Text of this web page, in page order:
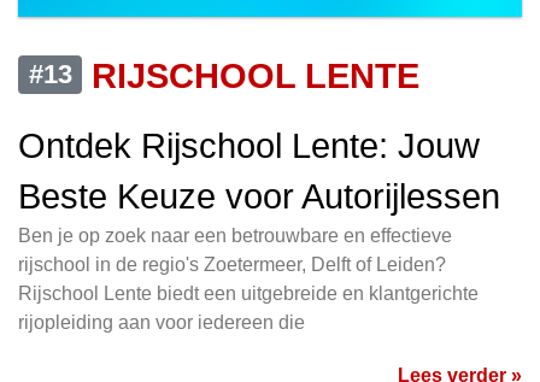
#13
RIJSCHOOL LENTE
Ontdek Rijschool Lente: Jouw
Beste Keuze voor Autorijlessen
Ben je op zoek naar een betrouwbare en effectieve
rijschool in de regio's Zoetermeer, Delft of Leiden?
Rijschool Lente biedt een uitgebreide en klantgerichte
rijopleiding aan voor iedereen die
Lees verder »